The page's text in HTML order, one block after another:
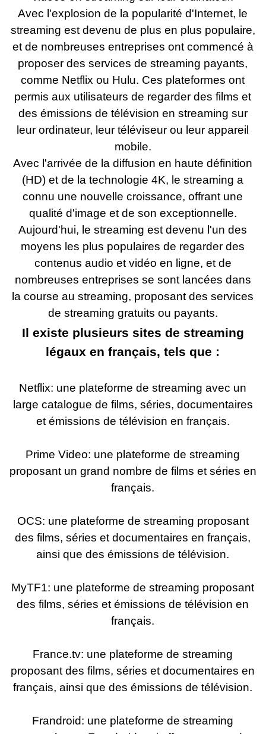
Avec l'explosion de la popularité d'Internet, le
streaming est devenu de plus en plus populaire,
et de nombreuses entreprises ont commencé à
proposer des services de streaming payants,
comme Netflix ou Hulu. Ces plateformes ont
permis aux utilisateurs de regarder des films et
des émissions de télévision en streaming sur
leur ordinateur, leur téléviseur ou leur appareil
mobile.
Avec l'arrivée de la diffusion en haute définition
(HD) et de la technologie 4K, le streaming a
connu une nouvelle croissance, offrant une
qualité d'image et de son exceptionnelle.
Aujourd'hui, le streaming est devenu l'un des
moyens les plus populaires de regarder des
contenus audio et vidéo en ligne, et de
nombreuses entreprises se sont lancées dans
la course au streaming, proposant des services
de streaming gratuits ou payants.
Il existe plusieurs sites de streaming
légaux en français, tels que :
Netflix: une plateforme de streaming avec un
large catalogue de films, séries, documentaires
et émissions de télévision en français.
Prime Video: une plateforme de streaming
proposant un grand nombre de films et séries en
français.
OCS: une plateforme de streaming proposant
des films, séries et documentaires en français,
ainsi que des émissions de télévision.
MyTF1: une plateforme de streaming proposant
des films, séries et émissions de télévision en
français.
France.tv: une plateforme de streaming
proposant des films, séries et documentaires en
français, ainsi que des émissions de télévision.
Frandroid: une plateforme de streaming